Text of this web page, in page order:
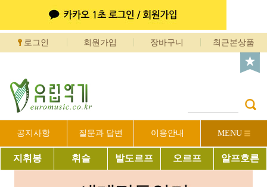
로그인 회원가입 장바구니 최근본상품
공지사항 질문과 답변 이용안내 MENU
지휘봉 휘슬 발도르프 오르프 알프호른